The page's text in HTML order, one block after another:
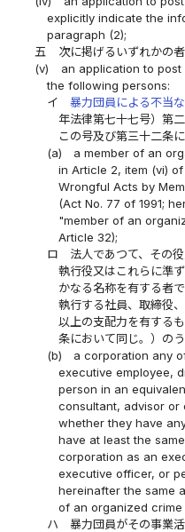
explicitly indicate the
paragraph (2);
五
次に掲げるいずれかの
(v)
an application to
the following persons:
イ
暴力団員による不当
年法律第七十七号）第
この号及び第三十二条
(a)
a member of an
in Article 2, item (vi)
Wrongful Acts by
(Act No. 77 of 1991;
"member of an
Article 32);
ロ
法人であつて、その
執行役又はこれらに準
かなる名称を有する者
執行する社員、取締役
以上の支配力を有する
条において同じ。）の
(b)
a corporation any
executive employee,
person in an
consultant, advisor
whether they have
have at least the
corporation as an
executive officer, or
hereinafter the same
of an organized crime
ハ
暴力団員がその事業